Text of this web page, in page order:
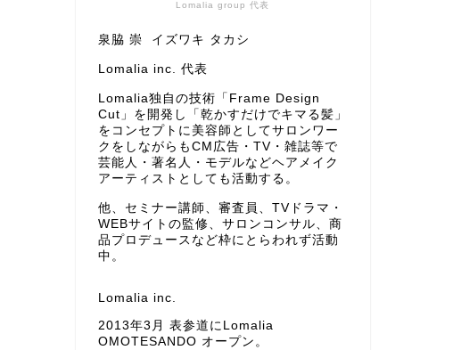
Lomalia group 代表
泉脇 崇 イズワキ タカシ
Lomalia inc. 代表
Lomalia独自の技術「Frame Design
Cut」を開発し「乾かすだけでキマる髪」
をコンセプトに美容師としてサロンワー
クをしながらもCM広告・TV・雑誌等で
芸能人・著名人・モデルなどヘアメイク
アーティストとしても活動する。
他、セミナー講師、審査員、TVドラマ・
WEBサイトの監修、サロンコンサル、商
品プロデュースなど枠にとらわれず活動
中。
Lomalia inc.
2013年3月 表参道にLomalia
OMOTESANDO オープン。